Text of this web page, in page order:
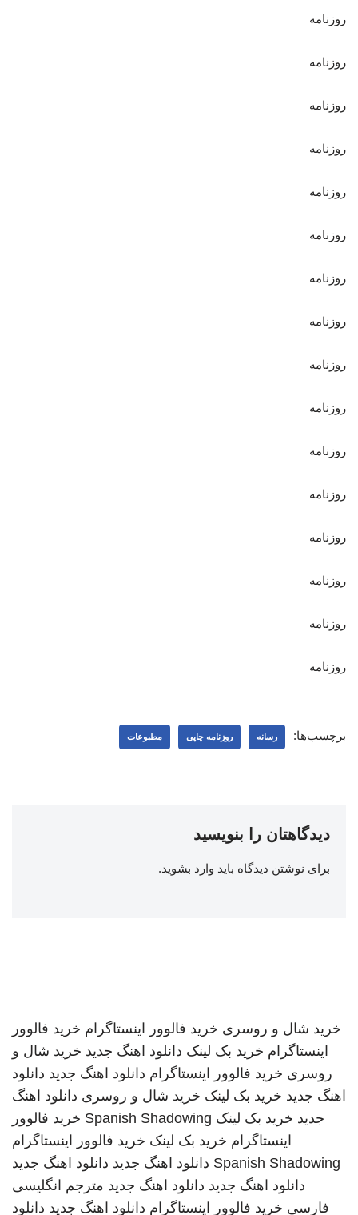
روزنامه
روزنامه
روزنامه
روزنامه
روزنامه
روزنامه
روزنامه
روزنامه
روزنامه
روزنامه
روزنامه
روزنامه
روزنامه
روزنامه
روزنامه
روزنامه
برچسب‌ها: رسانه روزنامه چاپی مطبوعات
دیدگاهتان را بنویسید
برای نوشتن دیدگاه باید وارد بشوید.
خرید شال و روسری خرید فالوور اینستاگرام خرید فالوور
اینستاگرام خرید بک لینک دانلود اهنگ جدید خرید شال و
روسری خرید فالوور اینستاگرام دانلود اهنگ جدید دانلود
اهنگ جدید خرید بک لینک خرید شال و روسری دانلود اهنگ
جدید خرید بک لینک Spanish Shadowing خرید فالوور
اینستاگرام خرید بک لینک خرید فالوور اینستاگرام
Spanish Shadowing دانلود اهنگ جدید دانلود اهنگ جدید
دانلود اهنگ جدید دانلود اهنگ جدید مترجم انگلیسی
فارسی خرید فالوور اینستاگرام دانلود اهنگ جدید دانلود